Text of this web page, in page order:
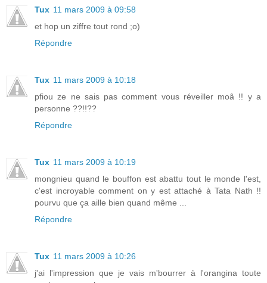
Tux 11 mars 2009 à 09:58
et hop un ziffre tout rond ;o)
Répondre
Tux 11 mars 2009 à 10:18
pfiou ze ne sais pas comment vous réveiller moâ !! y a
personne ??!!??
Répondre
Tux 11 mars 2009 à 10:19
mongnieu quand le bouffon est abattu tout le monde l'est,
c'est incroyable comment on y est attaché à Tata Nath !!
pourvu que ça aille bien quand même ...
Répondre
Tux 11 mars 2009 à 10:26
j'ai l'impression que je vais m'bourrer à l'orangina toute